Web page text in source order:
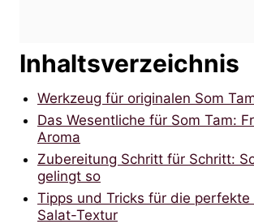
Inhaltsverzeichnis
Werkzeug für originalen Som
Das Wesentliche für Som Tam:
Aroma
Zubereitung Schritt für Schritt:
gelingt so
Tipps und Tricks für die perfekte
Salat-Textur